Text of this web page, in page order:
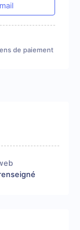
de paiement